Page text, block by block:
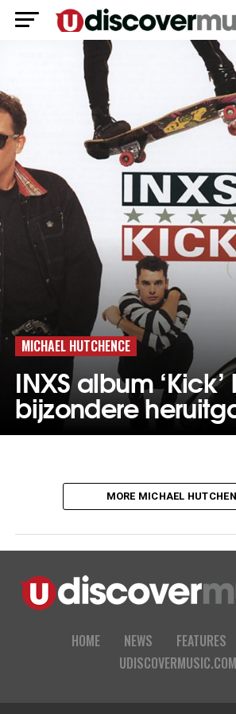
MICHAEL HUTCHENCE
INXS album
bijzondere
MORE MICHAEL
HOME NEWS FEATURES
UDISCOVERMUSIC.COM